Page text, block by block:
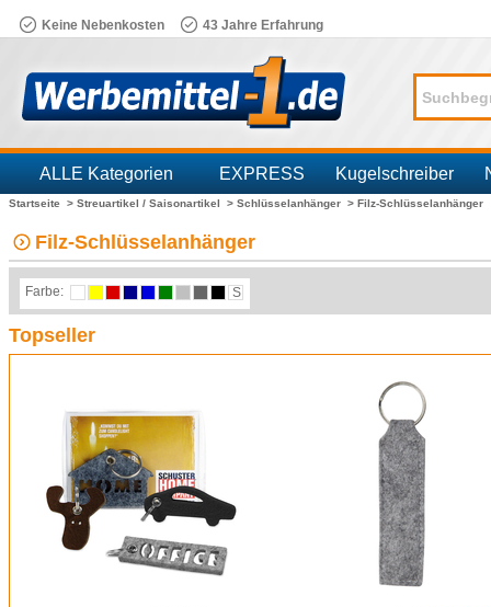
Keine Nebenkosten 43 Jahre Erfahrung
ALLE Kategorien EXPRESS Kugelschreiber
Startseite > Streuartikel / Saisonartikel > Schlüsselanhänger > Filz-Schlüsselanhänger
Filz-Schlüsselanhänger
Farbe: S
Topseller